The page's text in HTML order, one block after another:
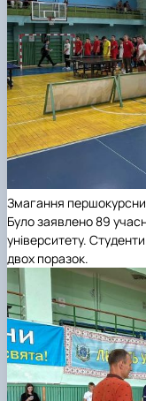
Змагання
Було заявлено 89
університету.
двох поразок.